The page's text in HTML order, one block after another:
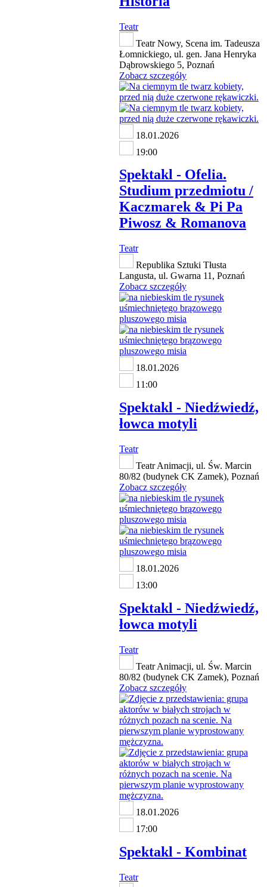
Teatr
Teatr Nowy, Scena im. Tadeusza
Łomnickiego, ul. gen. Jana Henryka
Dąbrowskiego 5, Poznań
Zobacz szczegóły
18.01.2026
19:00
Spektakl - Ofelia.
Studium przedmiotu /
Kaczmarek & Pi Pa
Piwosz & Romanova
Teatr
Republika Sztuki Tłusta
Langusta, ul. Gwarna 11, Poznań
Zobacz szczegóły
18.01.2026
11:00
Spektakl - Niedźwiedź,
łowca motyli
Teatr
Teatr Animacji, ul. Św. Marcin
80/82 (budynek CK Zamek), Poznań
Zobacz szczegóły
18.01.2026
13:00
Spektakl - Niedźwiedź,
łowca motyli
Teatr
Teatr Animacji, ul. Św. Marcin
80/82 (budynek CK Zamek), Poznań
Zobacz szczegóły
18.01.2026
17:00
Spektakl - Kombinat
Teatr